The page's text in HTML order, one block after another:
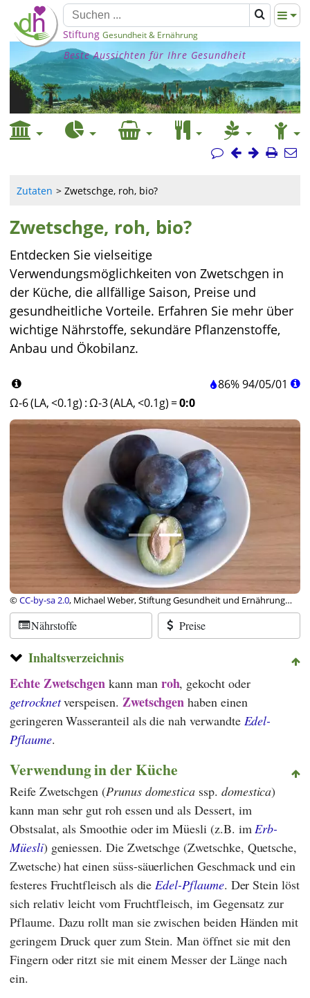
Stiftung Gesundheit & Ernährung
Beste Aussichten für Ihre Gesundheit
Zutaten Zwetschge, roh, bio?
Zwetschge, roh, bio?
Entdecken Sie vielseitige
Verwendungsmöglichkeiten von Zwetschgen in
der Küche, die allfällige Saison, Preise und
gesundheitliche Vorteile. Erfahren Sie mehr über
wichtige Nährstoffe, sekundäre Pflanzenstoffe,
Anbau und Ökobilanz.
86%94/05/01
Ω-6 (LA, <0.1g) :Ω-3 (ALA, <0.1g) =0:0
©CC-by-sa 2.0, Michael Weber, Stiftung Gesundheit und Ernährung
Schweiz
Nährstoffe Preise
Inhaltsverzeichnis
Echte Zwetschgen kann man roh, gekocht oder
getrocknetverspeisen. Zwetschgen haben einen
geringeren Wasseranteil als die nah verwandte Edel-
Pflaume.
Verwendung in der Küche
Reife Zwetschgen (Prunus domestica ssp. domestica)
kann man sehr gut roh essen und als Dessert, im
Obstsalat, als Smoothie oder im Müesli (z.B. imErb-
Müesli) geniessen. Die Zwetschge (Zwetschke, Quetsche,
Zwetsche) hat einen süss-säuerlichen Geschmack und ein
festeres Fruchtfleisch als dieEdel-Pflaume. Der Stein löst
sich relativ leicht vom Fruchtfleisch, im Gegensatz zur
Pflaume. Dazu rollt man sie zwischen beiden Händen mit
geringem Druck quer zum Stein. Man öffnet sie mit den
Fingern oder ritzt sie mit einem Messer der Länge nach
ein.